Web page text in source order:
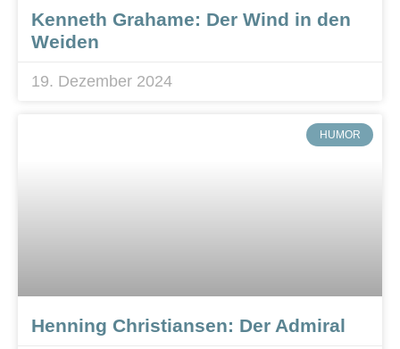
Kenneth Grahame: Der Wind in den
Weiden
19. Dezember 2024
HUMOR
Henning Christiansen: Der Admiral